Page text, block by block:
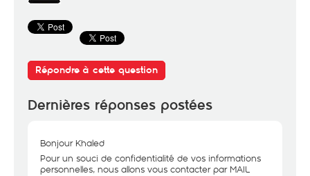
Répondre à cette question
Dernières réponses postées
Bonjour Khaled
Pour un souci de confidentialité de vos informations
personnelles, nous allons vous contacter par MAIL